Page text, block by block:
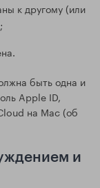
к другому (или
быть одна и
Apple ID,
на Mac (об
и